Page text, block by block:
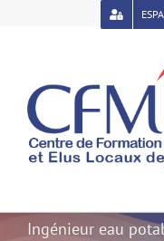
Open toolbar
Ingénieur eau